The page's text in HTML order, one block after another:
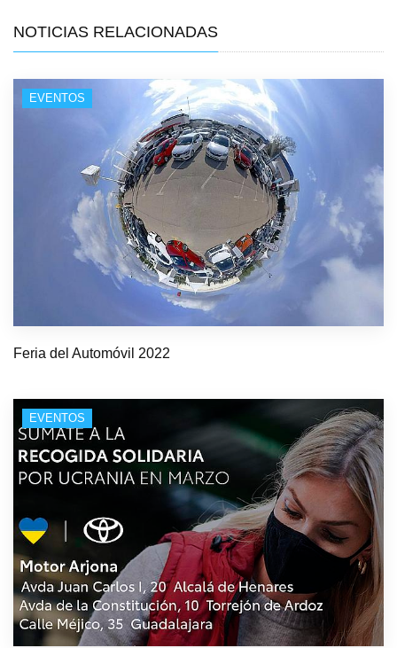
NOTICIAS RELACIONADAS
EVENTOS
Feria del Automóvil 2022
EVENTOS